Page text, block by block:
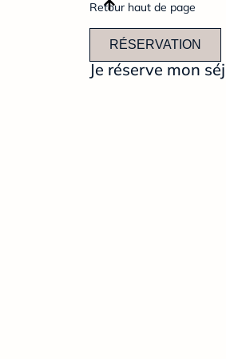
Retour haut de page
RÉSERVATION
Je réserve mon